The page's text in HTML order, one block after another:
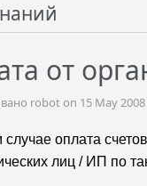
от
robot on 15 May 2008
оплата
лиц / ИП по